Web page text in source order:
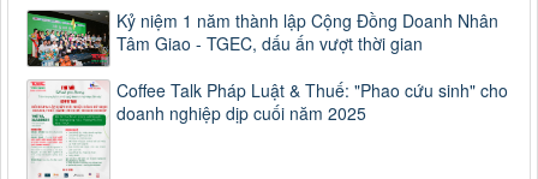
Kỷ niệm 1 năm thành lập Cộng Đồng Doanh Nhân
Tâm Giao - TGEC, dấu ấn vượt thời gian
Coffee Talk Pháp Luật & Thuế: "Phao cứu sinh" cho
doanh nghiệp dịp cuối năm 2025